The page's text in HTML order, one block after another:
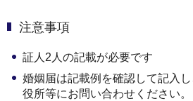
注意事項
証人2人の記載が必要です
婚姻届は記載例を確認して記入
役所等にお問い合わせください。